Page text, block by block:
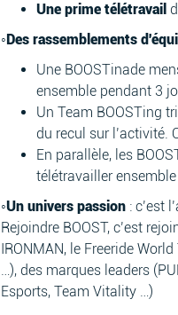
Une prime télétravail
◦Des rassemblements
Une BOOSTinade
ensemble pendant 3
Un Team BOOSTing
du recul sur l’activité.
En parallèle, les
télétravailler
◦Un univers passion : c’est
Rejoindre BOOST, c’est
IRONMAN, le Freeride
…), des marques leaders
Esports, Team Vitality …)